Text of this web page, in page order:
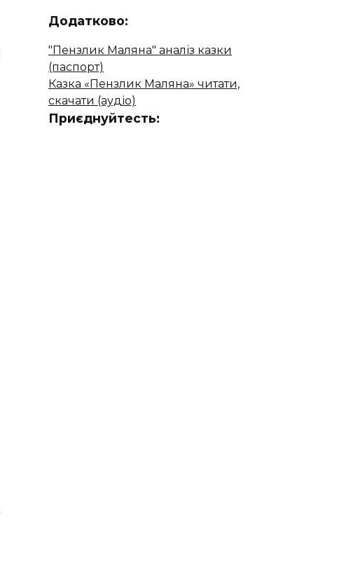
Додатково:
"Пензлик Маляна" аналіз казки
(паспорт)
Казка «Пензлик Маляна» читати,
скачати (аудіо)
Приєднуйтесть: